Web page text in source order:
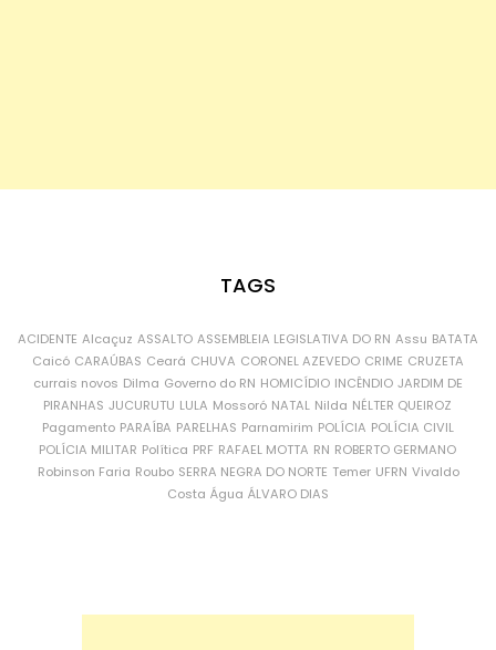
TAGS
ACIDENTE Alcaçuz ASSALTO ASSEMBLEIA LEGISLATIVA DO RN Assu BATATA
Caicó CARAÚBAS Ceará CHUVA CORONEL AZEVEDO CRIME CRUZETA
currais novos Dilma Governo do RN HOMICÍDIO INCÊNDIO JARDIM DE
PIRANHAS JUCURUTU LULA Mossoró NATAL Nilda NÉLTER QUEIROZ
Pagamento PARAÍBA PARELHAS Parnamirim POLÍCIA POLÍCIA CIVIL
POLÍCIA MILITAR Política PRF RAFAEL MOTTA RN ROBERTO GERMANO
Robinson Faria Roubo SERRA NEGRA DO NORTE Temer UFRN Vivaldo
Costa Água ÁLVARO DIAS